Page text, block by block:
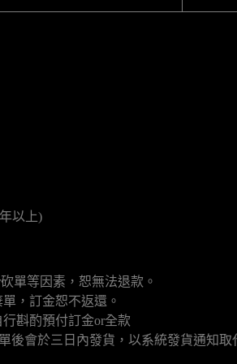
以上)
單等因素，恕無法退款。
，訂金恕不返還。
斟酌預付訂金or全款
會於三日內發貨，以系統發貨通知